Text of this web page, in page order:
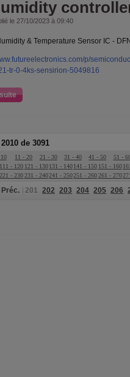
le 27/10/2023 à 09:40
& Temperature Sensor IC -
p/
tr-0-4ks-sensirion-5049816
de 3091
11 - 20 21 - 30 31 - 40 41 - 50
51 -
111 - 120 121 - 130 131 - 140141 - 150 151 - 160
221 - 230231 - 240241 - 250251 - 260261 - 270
Préc. 201 202 203 204 205 206